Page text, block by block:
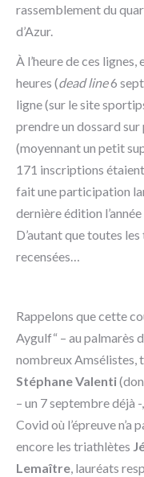
rassemblement du
d’Azur.
À l’heure de ces lignes,
heures (dead line6
ligne (sur le site
prendre un dossard
(moyennant un petit
171 inscriptions
fait une participation
dernière édition
D’autant que toutes
recensées…
Rappelons que cette
Aygulf“ – au palmarès
nombreux Amsélistes,
Stéphane Valenti
– un 7 septembre déjà
Covid où l’épreuve n’a
encore les triathlètes
Lemaître, lauréats